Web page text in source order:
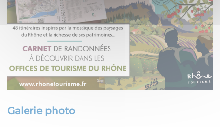
Galerie photo